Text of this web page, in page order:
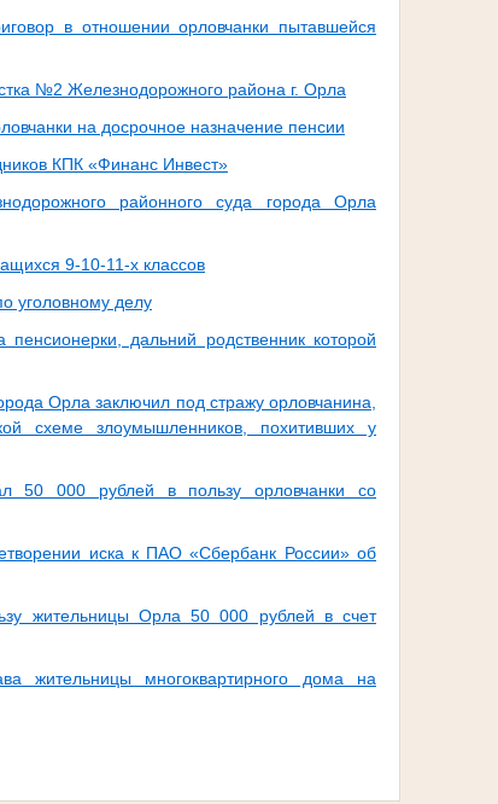
в отношении орловчанки пытавшейся
№2 Железнодорожного района г. Орла
на досрочное назначение пенсии
КПК «Финанс Инвест»
районного суда города Орла
9-10-11-х классов
уголовному делу
дальний родственник которой
Орла заключил под стражу орловчанина,
схеме злоумышленников, похитивших у
50 000 рублей в пользу орловчанки со
иска к ПАО «Сбербанк России» об
жительницы Орла 50 000 рублей в счет
жительницы многоквартирного дома на